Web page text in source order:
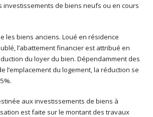
investissements de biens neufs ou en cours
les biens anciens. Loué en résidence
l’abattement financier est attribué en
du loyer du bien. Dépendamment des
l’emplacement du logement, la réduction se
aux investissements de biens à
est faite sur le montant des travaux